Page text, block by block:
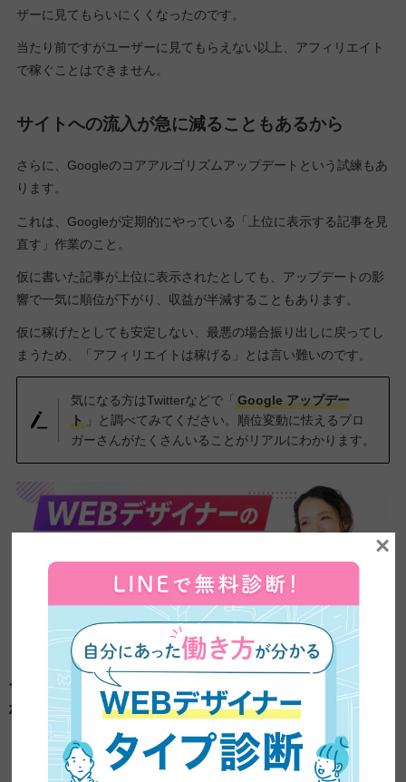
ザーに見てもらいにくくなったのです。
当たり前ですがユーザーに見てもらえない以上、アフィリエイト
で稼ぐことはできません。
サイトへの流入が急に減ることもあるから
さらに、Googleのコアアルゴリズムアップデートという試練もあ
ります。
これは、Googleが定期的にやっている「上位に表示する記事を見
直す」作業のこと。
仮に書いた記事が上位に表示されたとしても、アップデートの影
響で一気に順位が下がり、収益が半減することもあります。
仮に稼げたとしても安定しない、最悪の場合振り出しに戻ってし
まうため、「アフィリエイトは稼げる」とは言い難いのです。
気になる方はTwitterなどで「Google アップデー
ト 」と調べてみてください。順位変動に怯えるブロ
ガーさんがたくさんいることがリアルにわかります。
それでもアフィリエイトで収益化は不可能じゃ
ない！
お伝えしてきた通り、アフィリエイトで稼ぐのは簡単ではないで
×